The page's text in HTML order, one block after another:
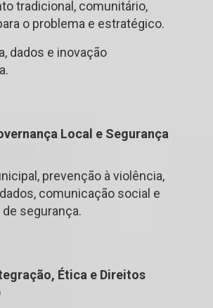
tradicional, comunitário,
o problema e estratégico.
dados e inovação
Local e Segurança
prevenção à violência,
comunicação social e
segurança.
Ética e Direitos